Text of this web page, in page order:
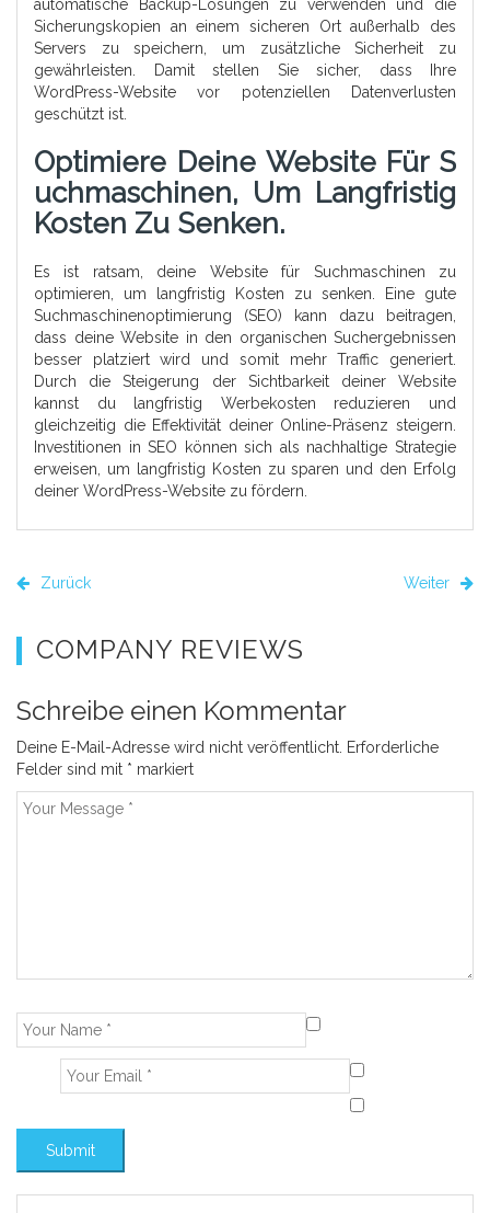
automatische Backup-Lösungen zu verwenden und die
Sicherungskopien an einem sicheren Ort außerhalb des
Servers zu speichern, um zusätzliche Sicherheit zu
gewährleisten. Damit stellen Sie sicher, dass Ihre
WordPress-Website vor potenziellen Datenverlusten
geschützt ist.
Optimiere Deine Website Für S
Uchmaschinen, Um Langfristig
Kosten Zu Senken.
Es ist ratsam, deine Website für Suchmaschinen zu
optimieren, um langfristig Kosten zu senken. Eine gute
Suchmaschinenoptimierung (SEO) kann dazu beitragen,
dass deine Website in den organischen Suchergebnissen
besser platziert wird und somit mehr Traffic generiert.
Durch die Steigerung der Sichtbarkeit deiner Website
kannst du langfristig Werbekosten reduzieren und
gleichzeitig die Effektivität deiner Online-Präsenz steigern.
Investitionen in SEO können sich als nachhaltige Strategie
erweisen, um langfristig Kosten zu sparen und den Erfolg
deiner WordPress-Website zu fördern.
Zurück Weiter
COMPANY REVIEWS
Schreibe einen Kommentar
Deine E-Mail-Adresse wird nicht veröffentlicht. Erforderliche
Felder sind mit * markiert